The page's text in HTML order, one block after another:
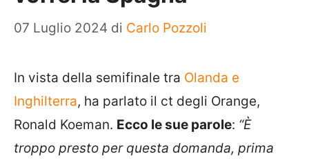
07 Luglio 2024 di Carlo Pozzoli
In vista della semifinale tra Olanda e
Inghilterra, ha parlato il ct degli Orange,
Ronald Koeman. Ecco le sue parole: “È
troppo presto per questa domanda, prima